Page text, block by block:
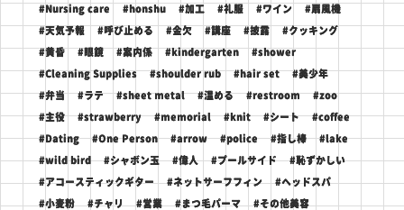
#Nursing care #honshu #加工 #礼服 #ワイン #扇風機
#天気予報 #呼び止める #金欠 #講座 #披露 #クッキング
#黄昏 #眼鏡 #案内係 #kindergarten #shower
#Cleaning Supplies #shoulder rub #hair set #美少年
#弁当 #ラテ #sheet metal #温める #restroom #zoo
#主役 #strawberry #memorial #knit #シート #coffee
#Dating #One Person #arrow #police #指し棒 #lake
#wild bird #シャボン玉 #偉人 #プールサイド #恥ずかしい
#アコースティックギター #ネットサーフフィン #ヘッドスパ
#小麦粉 #チャリ #営業 #まつ毛パーマ #その他美容